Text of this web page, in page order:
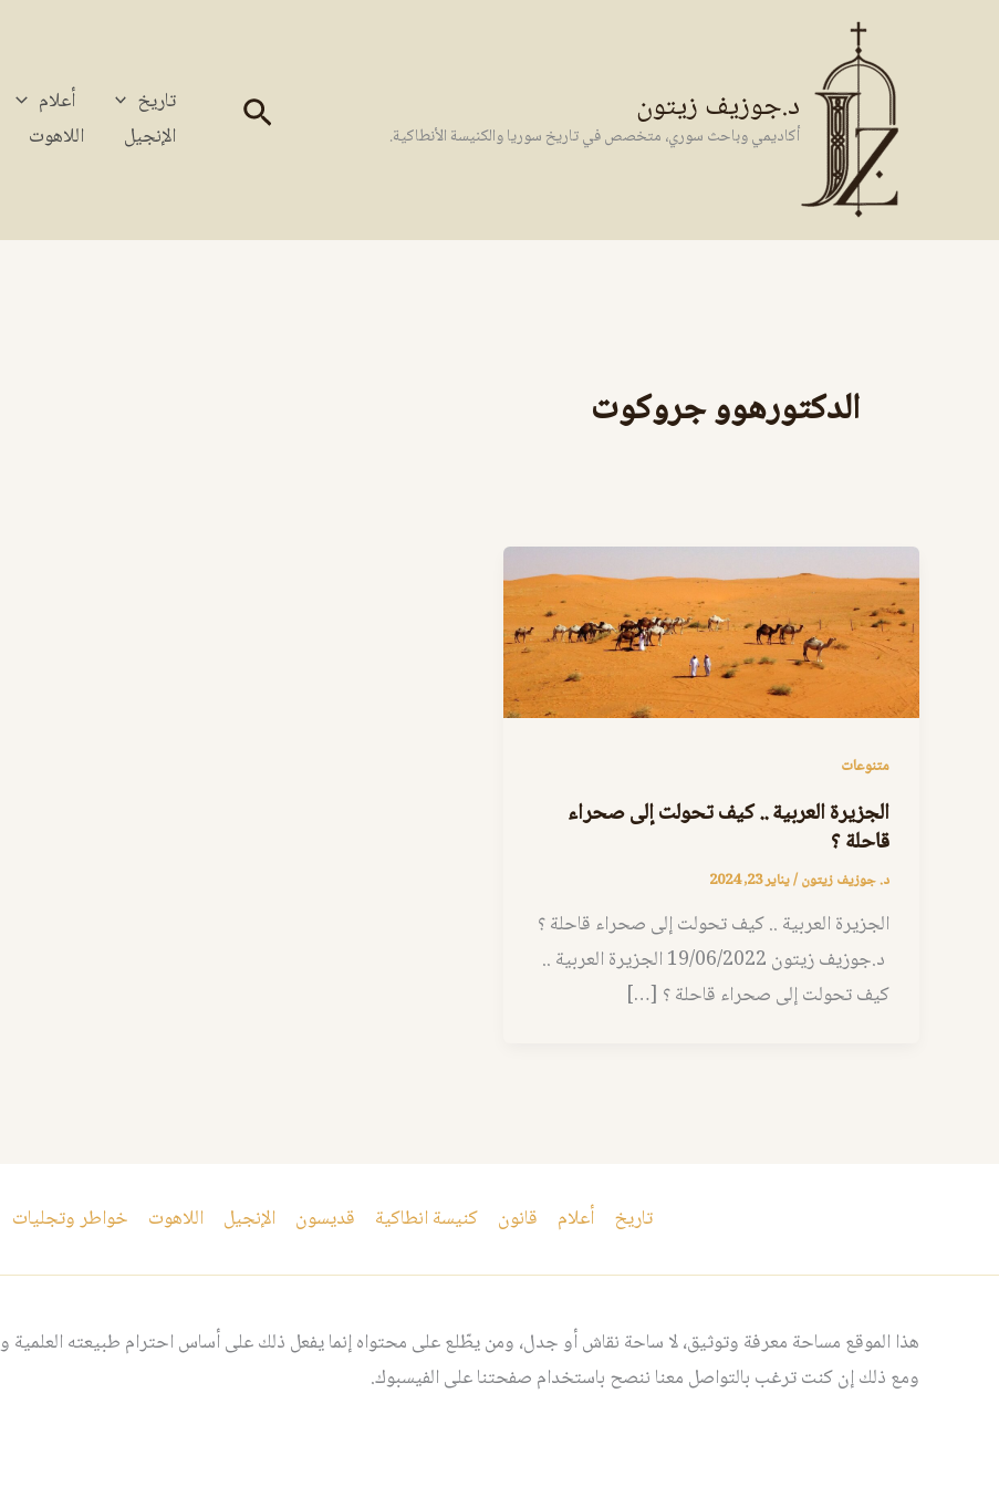
د.جوزيف زيتون
أكاديمي وباحث سوري، متخصص في تاريخ سوريا والكنيسة الأنطاكية. البحث تاريخ أعلام
الإنجيل
اللاهوت
الدكتورهوو جروكوت
متنوعات
الجزيرة العربية .. كيف تحولت إلى صحراء
قاحلة ؟
د. جوزيف زيتون/يناير 23, 2024
الجزيرة العربية .. كيف تحولت إلى صحراء قاحلة ؟
د.جوزيف زيتون 19/06/2022 الجزيرة العربية ..
كيف تحولت إلى صحراء قاحلة ؟ […]
تاريخ أعلام قانون كنيسة انطاكية قديسون الإنجيل اللاهوت خواطر وتجليات
هذا الموقع مساحة معرفة وتوثيق، لا ساحة نقاش أو جدل، ومن يطّلع على محتواه إنما يفعل ذلك على أساس احترام طبيعته العلمية
ومع ذلك إن كنت ترغب بالتواصل معنا ننصح باستخدام صفحتنا على الفيسبوك.